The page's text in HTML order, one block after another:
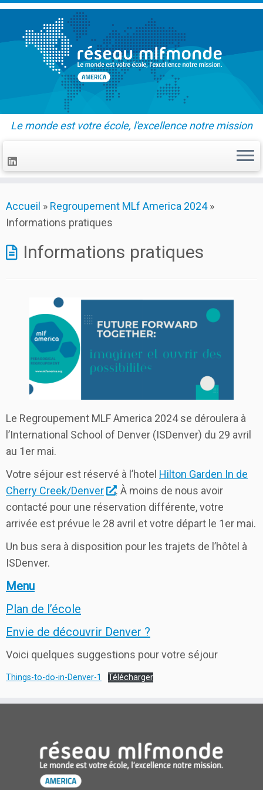
to
content
Le monde est votre école, l'excellence notre mission
Accueil » Regroupement MLf America 2024 »
Informations pratiques
Informations pratiques
Le Regroupement MLF America 2024 se déroulera à
l’International School of Denver (ISDenver) du 29 avril
au 1er mai.
Votre séjour est réservé à l’hotel Hilton Garden In de
Cherry Creek/Denver
. À moins de nous avoir
contacté pour une réservation différente, votre
arrivée est prévue le 28 avril et votre départ le 1er mai.
Un bus sera à disposition pour les trajets de l’hôtel à
ISDenver.
Menu
Plan de l’école
Envie de découvrir Denver ?
Voici quelques suggestions pour votre séjour
Things-to-do-in-Denver-1 Télécharger